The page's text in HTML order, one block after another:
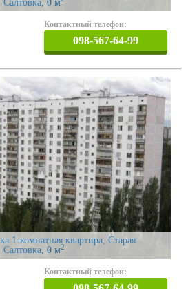
Салтовка, 0 м
Контактный телефон:
098-567-64-99
1-комнатная квартира, Старая
Салтовка, 0 м2
Контактный телефон: